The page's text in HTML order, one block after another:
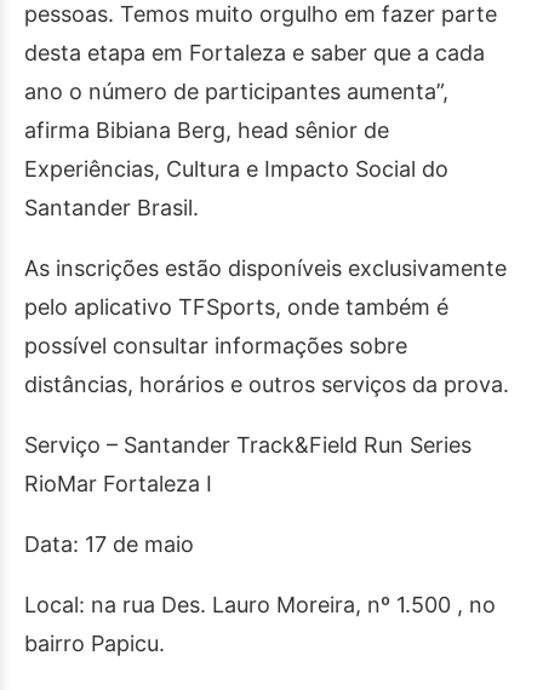
pessoas. Temos muito orgulho em fazer parte
desta etapa em Fortaleza e saber que a cada
ano o número de participantes aumenta”,
afirma Bibiana Berg, head sênior de
Experiências, Cultura e Impacto Social do
Santander Brasil.
As inscrições estão disponíveis exclusivamente
pelo aplicativo TFSports, onde também é
possível consultar informações sobre
distâncias, horários e outros serviços da prova.
Serviço – Santander Track&Field Run Series
RioMar Fortaleza I
Data: 17 de maio
Local: na rua Des. Lauro Moreira, nº 1.500 , no
bairro Papicu.